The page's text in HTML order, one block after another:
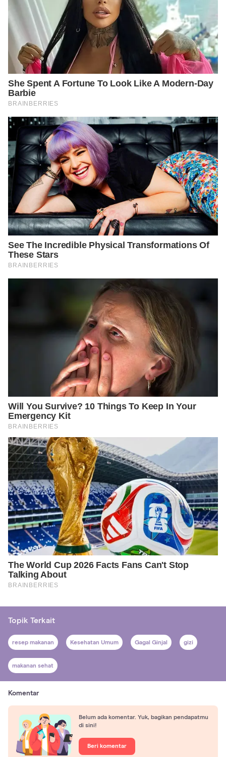
Topik Terkait
resep makanan Kesehatan Umum Gagal Ginjal gizi
makanan sehat
Komentar
Belum ada komentar. Yuk, bagikan pendapatmu
di sini!
Beri komentar